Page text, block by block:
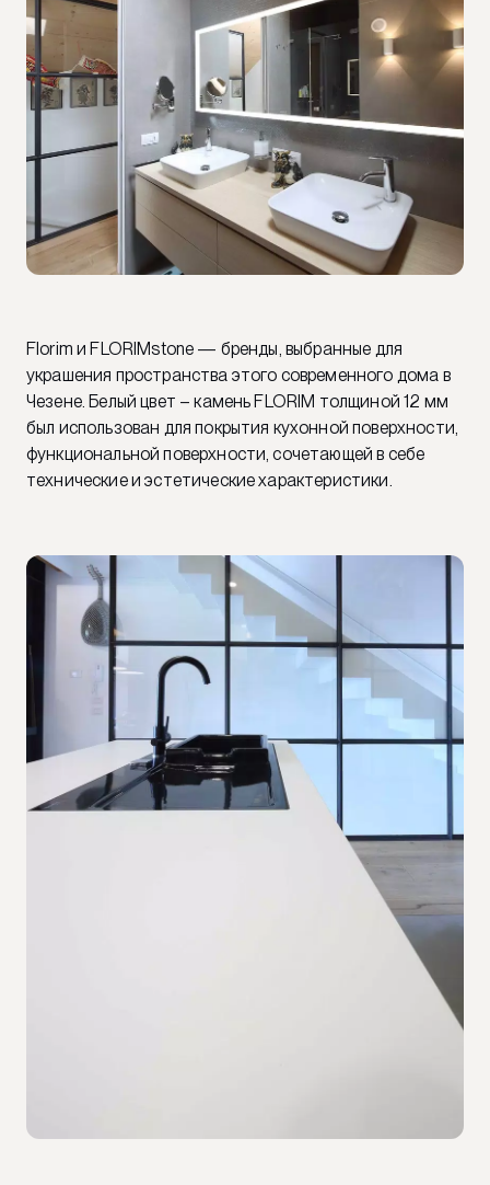
Florim и FLORIMstone — бренды, выбранные для
украшения пространства этого современного дома в
Чезене. Белый цвет – камень FLORIM толщиной 12 мм
был использован для покрытия кухонной поверхности,
функциональной поверхности, сочетающей в себе
технические и эстетические характеристики.